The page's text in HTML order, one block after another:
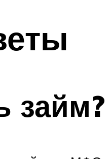
займ?